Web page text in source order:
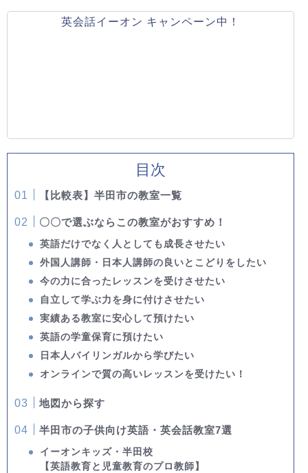
英会話イーオン キャンペーン中！
目次
【比較表】半田市の教室一覧
〇〇で選ぶならこの教室がおすすめ！
英語だけでなく人としても成長させたい
外国人講師・日本人講師の良いとこどりをしたい
今の力に合ったレッスンを受けさせたい
自立して学ぶ力を身に付けさせたい
実績ある教室に安心して預けたい
英語の学童保育に預けたい
日本人バイリンガルから学びたい
オンラインで質の高いレッスンを受けたい！
地図から探す
半田市の子供向け英語・英会話教室7選
イーオンキッズ・半田校
【英語教育と児童教育のプロ教師】